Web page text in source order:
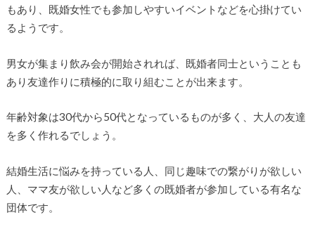
もあり、既婚女性でも参加しやすいイベントなどを心掛けてい
るようです。
男女が集まり飲み会が開始されれば、既婚者同士ということも
あり友達作りに積極的に取り組むことが出来ます。
年齢対象は30代から50代となっているものが多く、大人の友達
を多く作れるでしょう。
結婚生活に悩みを持っている人、同じ趣味での繋がりが欲しい
人、ママ友が欲しい人など多くの既婚者が参加している有名な
団体です。